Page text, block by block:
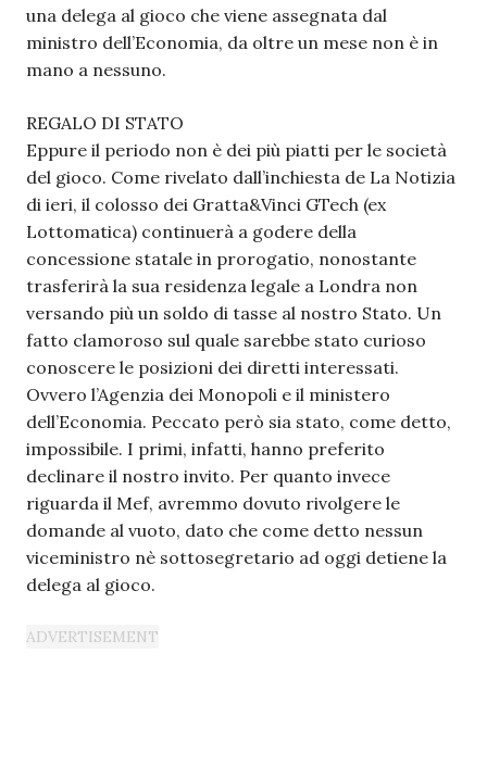
una delega al gioco che viene assegnata dal
ministro dell’Economia, da oltre un mese non è in
mano a nessuno.
REGALO DI STATO
Eppure il periodo non è dei più piatti per le società
del gioco. Come rivelato dall’inchiesta de La Notizia
di ieri, il colosso dei Gratta&Vinci GTech (ex
Lottomatica) continuerà a godere della
concessione statale in prorogatio, nonostante
trasferirà la sua residenza legale a Londra non
versando più un soldo di tasse al nostro Stato. Un
fatto clamoroso sul quale sarebbe stato curioso
conoscere le posizioni dei diretti interessati.
Ovvero l’Agenzia dei Monopoli e il ministero
dell’Economia. Peccato però sia stato, come detto,
impossibile. I primi, infatti, hanno preferito
declinare il nostro invito. Per quanto invece
riguarda il Mef, avremmo dovuto rivolgere le
domande al vuoto, dato che come detto nessun
viceministro nè sottosegretario ad oggi detiene la
delega al gioco.